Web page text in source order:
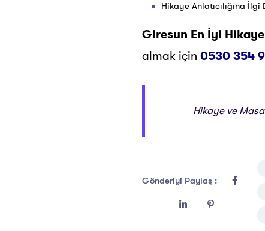
Hikaye Anlatıcılığına
Giresun En İyi
almak için 0530 354
Hikaye ve
Gönderiyi Paylaş :